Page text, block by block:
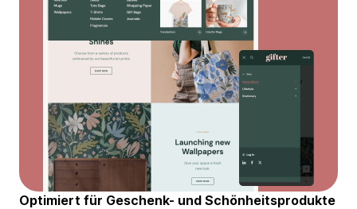
Optimiert für Geschenk- und Schönheitsprodukte